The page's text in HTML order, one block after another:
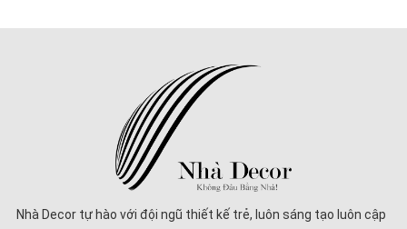
Nhà Decor tự hào với đội ngũ thiết kế trẻ, luôn sáng tạo luôn cập